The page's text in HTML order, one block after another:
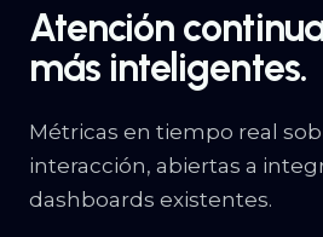
Atención
más inteligentes.
Métricas en tiempo real
interacción, abiertas a
dashboards existentes.